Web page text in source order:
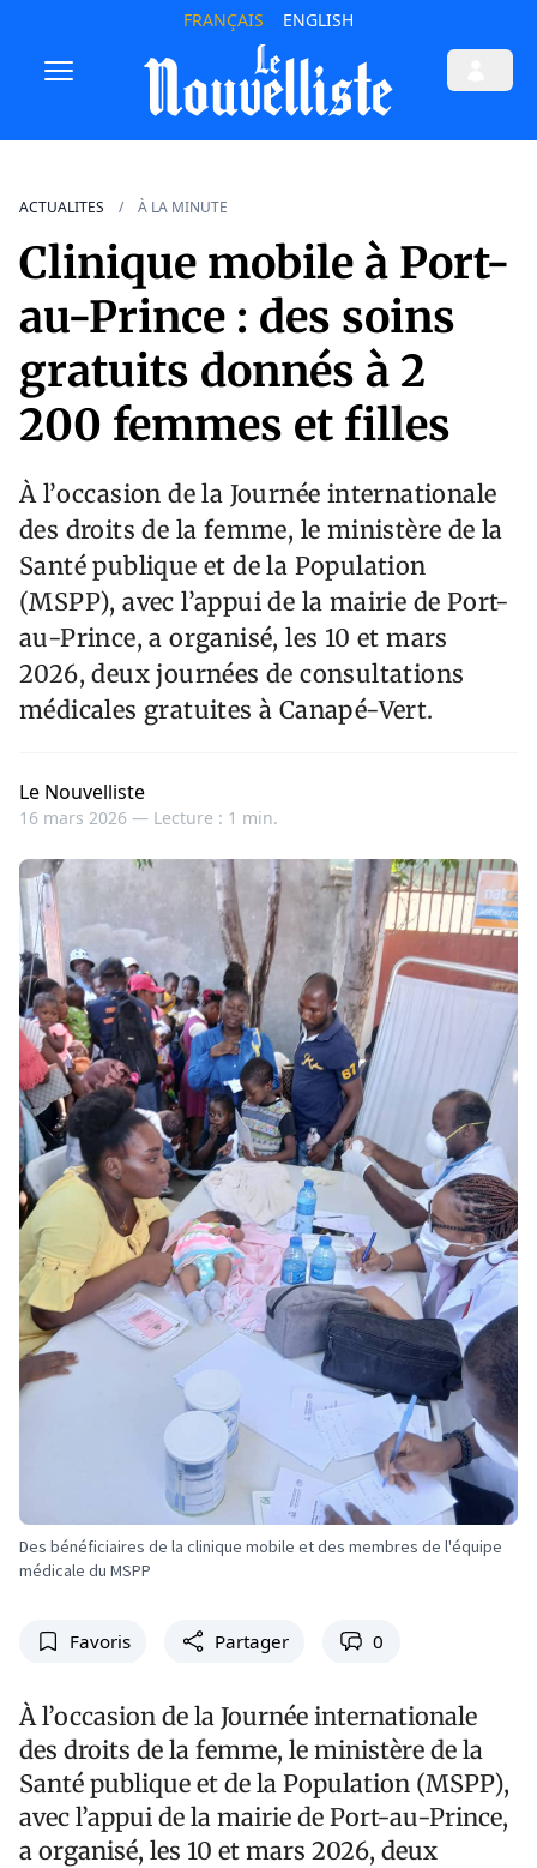
FRANÇAIS ENGLISH
ACTUALITES À LA MINUTE
Clinique mobile à Port-
au-Prince : des soins
gratuits donnés à 2
200 femmes et filles
À l’occasion de la Journée internationale
des droits de la femme, le ministère de la
Santé publique et de la Population
(MSPP), avec l’appui de la mairie de Port-
au-Prince, a organisé, les 10 et mars
2026, deux journées de consultations
médicales gratuites à Canapé-Vert.
Le Nouvelliste
16 mars 2026 — Lecture : 1 min.
Des bénéficiaires de la clinique mobile et des membres de l'équipe
médicale du MSPP
Favoris Partager 0
À l’occasion de la Journée internationale
des droits de la femme, le ministère de la
Santé publique et de la Population (MSPP),
avec l’appui de la mairie de Port-au-Prince,
a organisé, les 10 et mars 2026, deux